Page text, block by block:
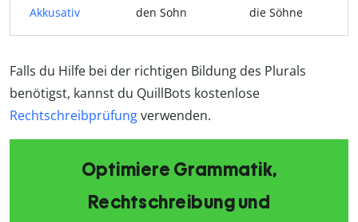
Akkusativ den Sohn die Söhne
Falls du Hilfe bei der richtigen Bildung des Plurals
benötigst, kannst du QuillBots kostenlose
Rechtschreibprüfungverwenden.
Optimiere Grammatik,
Rechtschreibung und